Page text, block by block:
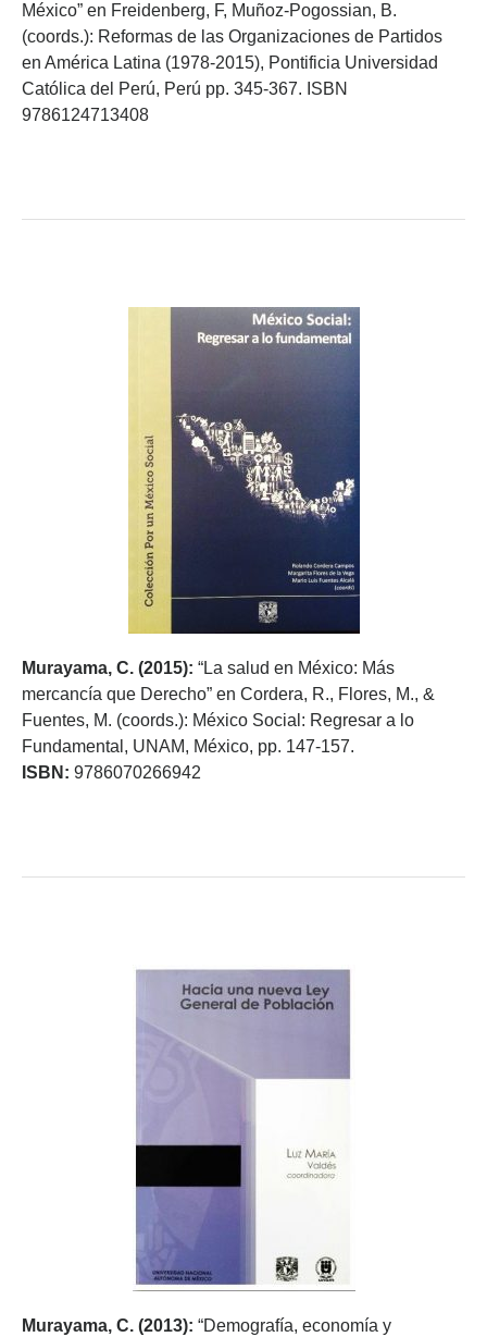
México” en Freidenberg, F, Muñoz-Pogossian, B.
(coords.): Reformas de las Organizaciones de Partidos
en América Latina (1978-2015), Pontificia Universidad
Católica del Perú, Perú pp. 345-367. ISBN
9786124713408
Murayama, C. (2015): “La salud en México: Más
mercancía que Derecho” en Cordera, R., Flores, M., &
Fuentes, M. (coords.): México Social: Regresar a lo
Fundamental, UNAM, México, pp. 147-157.
ISBN: 9786070266942
Murayama, C. (2013): “Demografía, economía y